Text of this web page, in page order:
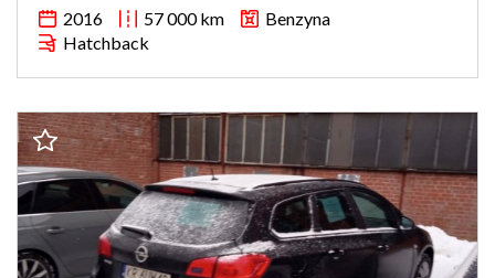
2016 57 000 km
Benzyna
Hatchback